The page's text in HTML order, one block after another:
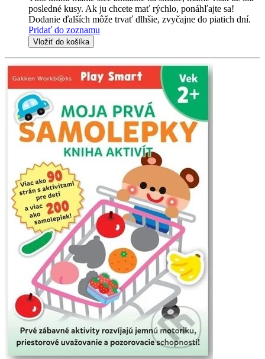
posledné kusy. Ak ju chcete mať rýchlo, ponáhľajte sa!
Dodanie ďalších môže trvať dlhšie, zvyčajne do piatich dní.
Pridať do zoznamu
Vložiť do košíka